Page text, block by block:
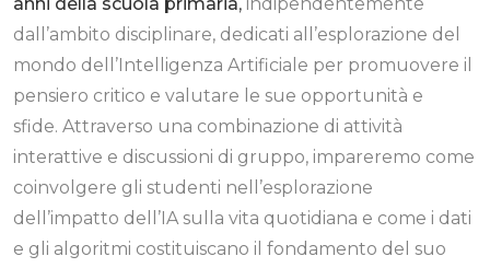
dall’ambito disciplinare, dedicati all’esplorazione del
mondo dell’Intelligenza Artificiale per promuovere il
pensiero critico e valutare le sue opportunità e
sfide. Attraverso una combinazione di attività
interattive e discussioni di gruppo, impareremo come
coinvolgere gli studenti nell’esplorazione
dell’impatto dell’IA sulla vita quotidiana e come i dati
e gli algoritmi costituiscano il fondamento del suo